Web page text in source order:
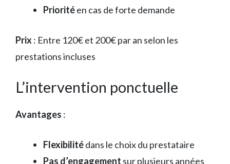
Prioritéen cas de forte demande
Prix: Entre 120€ et 200€ par an selon les
prestations incluses
L’intervention ponctuelle
Avantages :
Flexibilitédans le choix du prestataire
Pas d’engagement sur plusieurs années